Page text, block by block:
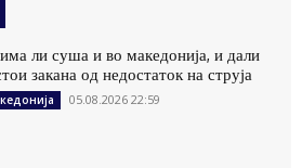
ли суша и во македонија, и дали
закана од недостаток на струја
05.08.2026 22:59